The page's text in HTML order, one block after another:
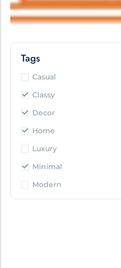
Tags
Casual
Classy
Decor
Home
Luxury
Minimal
Modern